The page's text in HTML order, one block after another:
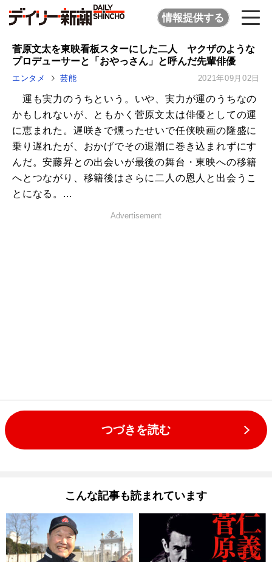
情報提供する
菅原文太を東映看板スターにした二人 ヤクザのような
プロデューサーと「おやっさん」と呼んだ先輩俳優
エンタメ 芸能 2021年09月02日
運も実力のうちという。いや、実力が運のうちなの
かもしれないが、ともかく菅原文太は俳優としての運
に恵まれた。遅咲きで燻ったせいで任侠映画の隆盛に
乗り遅れたが、おかげでその退潮に巻き込まれずにす
んだ。安藤昇との出会いが最後の舞台・東映への移籍
へとつながり、移籍後はさらに二人の恩人と出会うこ
とになる。...
Advertisement
つづきを読む
こんな記事も読まれています